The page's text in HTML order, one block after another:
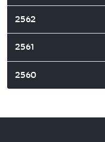
2562
2561
2560